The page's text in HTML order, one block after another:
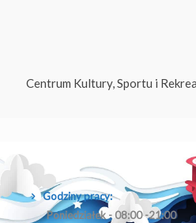
Centrum Kultury, Sportu i
Godziny pracy:
Poniedziałek - 08:00 -21:00